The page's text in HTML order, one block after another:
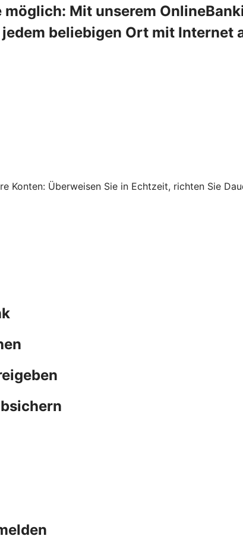
Mit unserem
beliebigen Ort mit Internet
Konten: Überweisen Sie in Echtzeit, richten Sie